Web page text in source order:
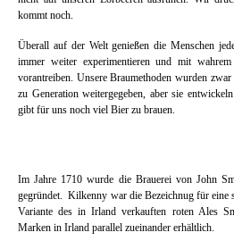
kommt noch.
Überall auf der Welt genießen die Menschen
immer weiter experimentieren und mit
vorantreiben. Unsere Braumethoden wurden
zu Generation weitergegeben, aber sie
gibt für uns noch viel Bier zu brauen.
Im Jahre 1710 wurde die Brauerei von John
gegründet. Kilkenny war die Bezeichnug für eine
Variante des in Irland verkauften roten Ales
Marken in Irland parallel zueinander erhältlich.